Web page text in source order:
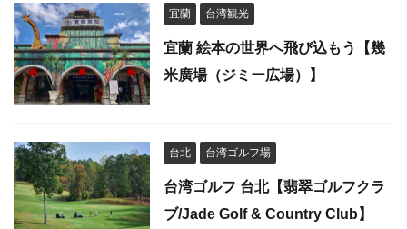
宜蘭 台湾観光
宜蘭 絵本の世界へ飛び込もう【幾
米廣場（ジミー広場）】
台北 台湾ゴルフ場
台湾ゴルフ 台北【翡翠ゴルフクラ
ブ/Jade Golf & Country Club】